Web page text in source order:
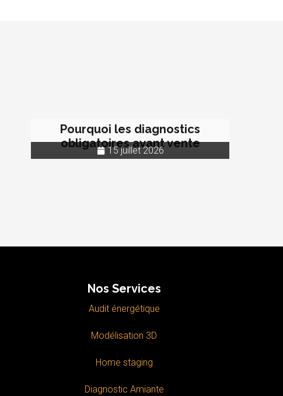
Pourquoi les diagnostics
obligatoires avant vente
15 juillet 2026
Nos Services
Audit énergétique
Modélisation 3D
Home staging
Diagnostic Amiante